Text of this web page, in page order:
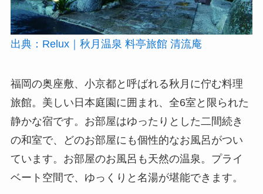
出典：Relux｜秋月温泉 料亭旅館 清流庵
福岡の奥座敷、小京都と呼ばれる秋月に佇む料理
旅館。美しい日本庭園に囲まれ、全6室と限られた
静かな宿です。お部屋はゆったりとした二間続き
の和室で、どのお部屋にも個性的なお風呂がつい
ています。お部屋のお風呂も天然の温泉。プライ
ベート空間で、ゆっくりと名湯が堪能できます。